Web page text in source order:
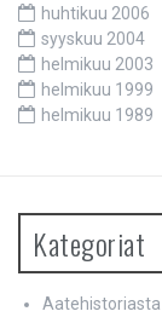
huhtikuu 2006
syyskuu 2004
helmikuu 2003
helmikuu 1999
helmikuu 1989
Kategoriat
Aatehistoriasta